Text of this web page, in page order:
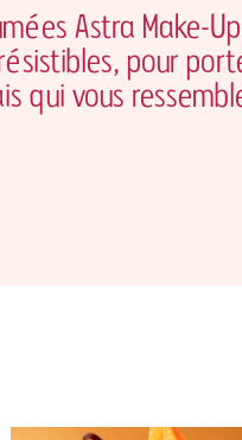
Astra Make-
pour
qui vous